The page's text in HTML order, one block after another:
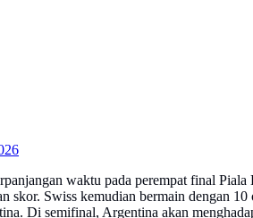
waktu pada perempat final
skor. Swiss kemudian bermain dengan
Di semifinal, Argentina akan